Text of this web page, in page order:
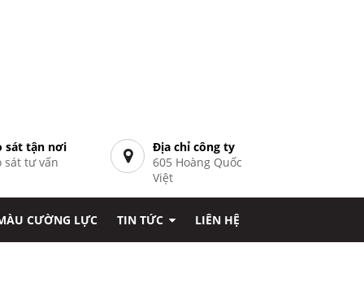
sát tận nơi
sát tư vấn
Địa chỉ công ty
605 Hoàng Quốc
Việt
CƯỜNG LỰC TIN TỨC LIÊN HỆ